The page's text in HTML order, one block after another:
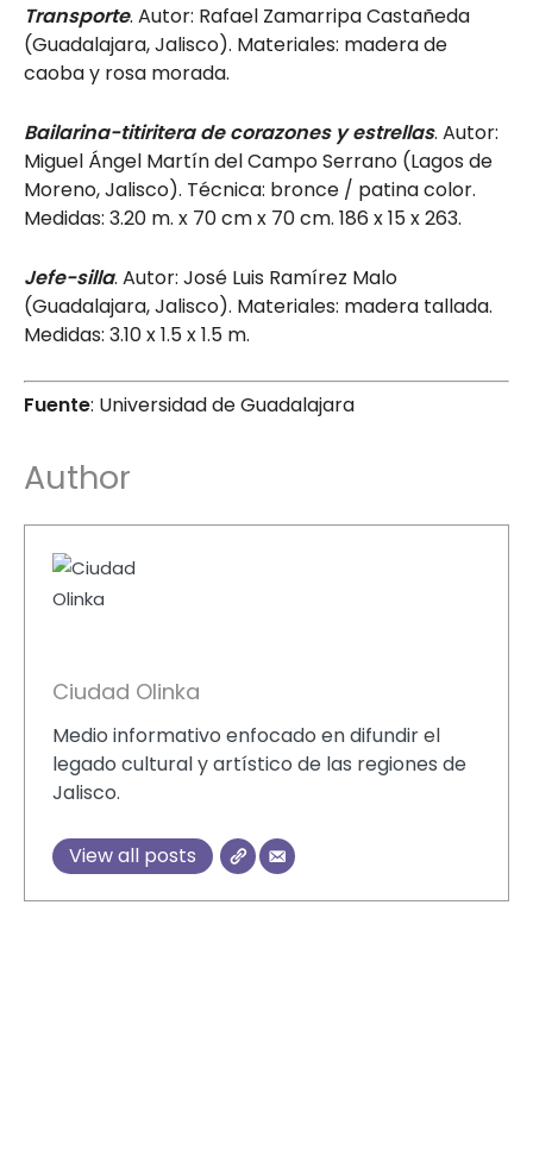
Transporte. Autor: Rafael Zamarripa Castañeda
(Guadalajara, Jalisco). Materiales: madera de
caoba y rosa morada.
Bailarina-titiritera de corazones y estrellas. Autor:
Miguel Ángel Martín del Campo Serrano (Lagos de
Moreno, Jalisco). Técnica: bronce / patina color.
Medidas: 3.20 m. x 70 cm x 70 cm. 186 x 15 x 263.
Jefe-silla. Autor: José Luis Ramírez Malo
(Guadalajara, Jalisco). Materiales: madera tallada.
Medidas: 3.10 x 1.5 x 1.5 m.
Fuente: Universidad de Guadalajara
Author
Ciudad Olinka
Medio informativo enfocado en difundir el
legado cultural y artístico de las regiones de
Jalisco.
View all posts